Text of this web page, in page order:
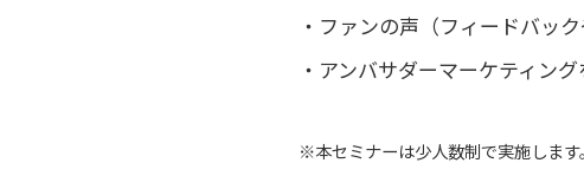
・ファンの声（フィードバッ
・アンバサダーマーケティン
※本セミナーは少人数制で実施します